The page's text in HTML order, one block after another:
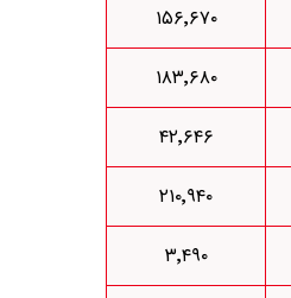
۱۵۶٬۶۷۰
۱۸۳٬۶۸۰
۴۲٬۶۴۶
۲۱۰٬۹۴۰
۳٬۴۹۰